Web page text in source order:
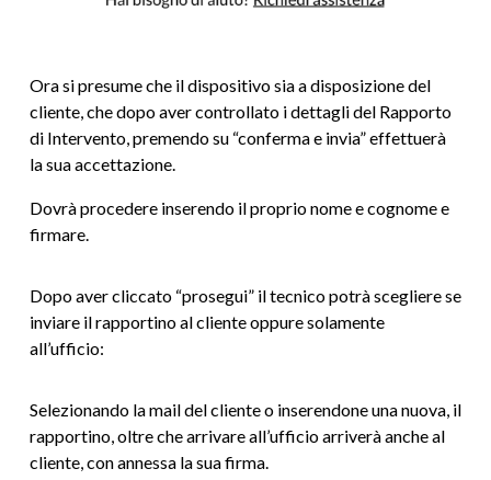
Ora si presume che il dispositivo sia a disposizione del
cliente, che dopo aver controllato i dettagli del Rapporto
di Intervento, premendo su “conferma e invia” effettuerà
la sua accettazione.
Dovrà procedere inserendo il proprio nome e cognome e
firmare.
Dopo aver cliccato “prosegui” il tecnico potrà scegliere se
inviare il rapportino al cliente oppure solamente
all’ufficio:
Selezionando la mail del cliente o inserendone una nuova, il
rapportino, oltre che arrivare all’ufficio arriverà anche al
cliente, con annessa la sua firma.